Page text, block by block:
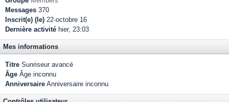
Messages 370
Inscrit(e) (le) 22-octobre 16
Dernière activité hier, 23:03
Mes informations
Titre Sunriseur avancé
Âge Âge inconnu
Anniversaire Anniversaire inconnu